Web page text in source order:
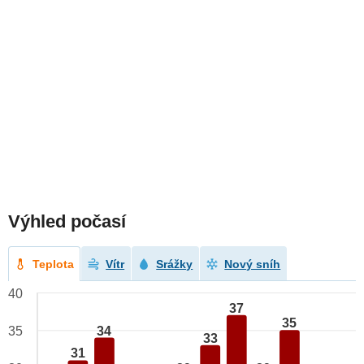
Výhled počasí
Teplota Vítr Srážky Nový sníh
31
34
33
37
35
40
35